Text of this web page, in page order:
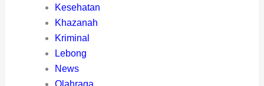
Kesehatan
Khazanah
Kriminal
Lebong
News